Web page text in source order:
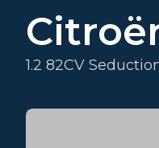
1.2 82CV